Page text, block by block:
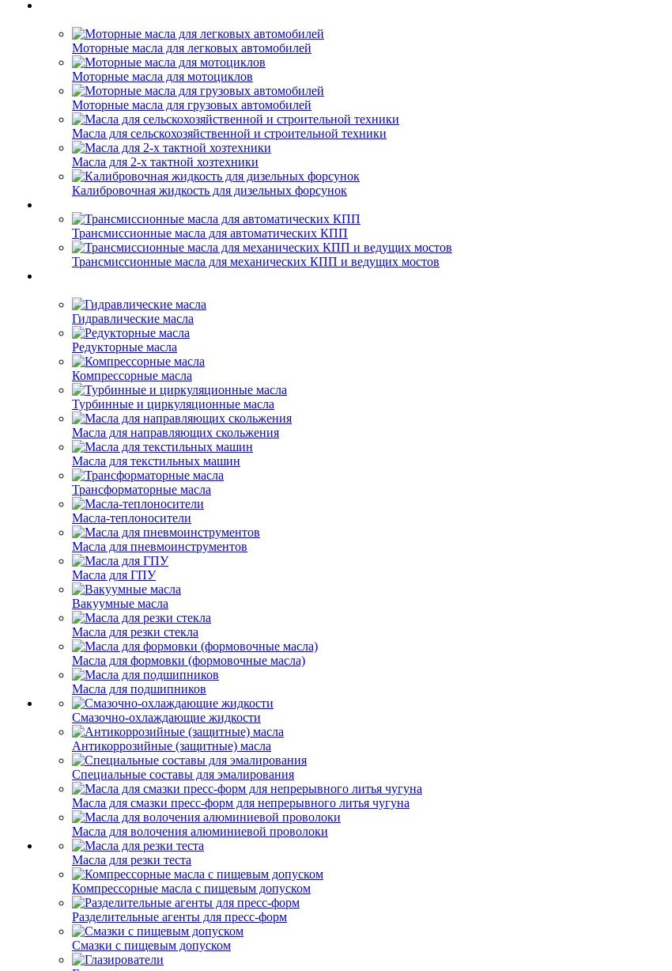
Моторные масла для легковых автомобилей
Моторные масла для мотоциклов
Моторные масла для грузовых автомобилей
Масла для сельскохозяйственной и строительной техники
Масла для 2-х тактной хозтехники
Калибровочная жидкость для дизельных форсунок
Трансмиссионные масла для автоматических КПП
Трансмиссионные масла для механических КПП и ведущих мостов
Гидравлические масла
Редукторные масла
Компрессорные масла
Турбинные и циркуляционные масла
Масла для направляющих скольжения
Масла для текстильных машин
Трансформаторные масла
Масла-теплоносители
Масла для пневмоинструментов
Масла для ГПУ
Вакуумные масла
Масла для резки стекла
Масла для формовки (формовочные масла)
Масла для подшипников
Смазочно-охлаждающие жидкости
Антикоррозийные (защитные) масла
Специальные составы для эмалирования
Масла для смазки пресс-форм для непрерывного литья чугуна
Масла для волочения алюминиевой проволоки
Масла для резки теста
Компрессорные масла с пищевым допуском
Разделительные агенты для пресс-форм
Смазки с пищевым допуском